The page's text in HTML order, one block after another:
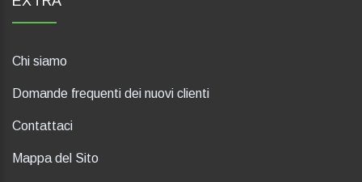
Chi siamo
Domande frequenti dei nuovi clienti
Contattaci
Mappa del Sito